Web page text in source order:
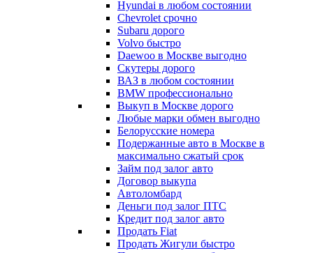
Hyundai в любом состоянии
Chevrolet срочно
Subaru дорого
Volvo быстро
Daewoo в Москве выгодно
Скутеры дорого
ВАЗ в любом состоянии
BMW профессионально
Выкуп в Москве дорого
Любые марки обмен выгодно
Белорусские номера
Подержанные авто в Москве в
максимально сжатый срок
Займ под залог авто
Договор выкупа
Автоломбард
Деньги под залог ПТС
Кредит под залог авто
Продать Fiat
Продать Жигули быстро